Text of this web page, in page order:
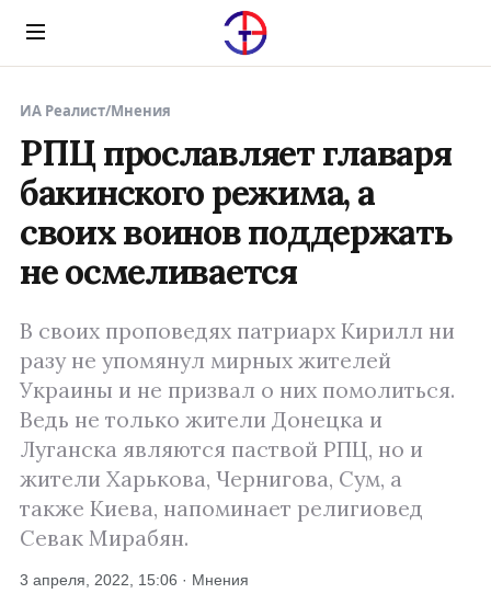
Menu
ИА Реалист/Мнения
РПЦ прославляет главаря
бакинского режима, а
своих воинов поддержать
не осмеливается
В своих проповедях патриарх Кирилл ни
разу не упомянул мирных жителей
Украины и не призвал о них помолиться.
Ведь не только жители Донецка и
Луганска являются паствой РПЦ, но и
жители Харькова, Чернигова, Сум, а
также Киева, напоминает религиовед
Севак Мирабян.
3 апреля, 2022, 15:06 · Мнения